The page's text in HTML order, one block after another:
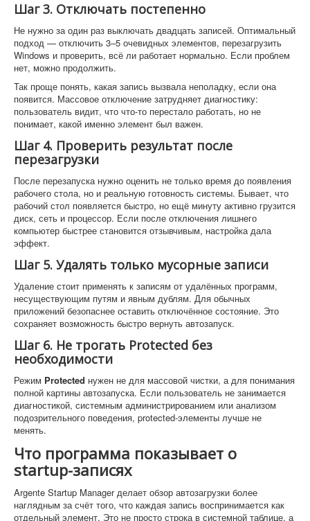
Шаг 3. Отключать постепенно
Не нужно за один раз выключать двадцать записей. Оптимальный
подход — отключить 3–5 очевидных элементов, перезагрузить
Windows и проверить, всё ли работает нормально. Если проблем
нет, можно продолжить.
Так проще понять, какая запись вызвала неполадку, если она
появится. Массовое отключение затрудняет диагностику:
пользователь видит, что что-то перестало работать, но не
понимает, какой именно элемент был важен.
Шаг 4. Проверить результат после
перезагрузки
После перезапуска нужно оценить не только время до появления
рабочего стола, но и реальную готовность системы. Бывает, что
рабочий стол появляется быстро, но ещё минуту активно грузится
диск, сеть и процессор. Если после отключения лишнего
компьютер быстрее становится отзывчивым, настройка дала
эффект.
Шаг 5. Удалять только мусорные записи
Удаление стоит применять к записям от удалённых программ,
несуществующим путям и явным дублям. Для обычных
приложений безопаснее оставить отключённое состояние. Это
сохраняет возможность быстро вернуть автозапуск.
Шаг 6. Не трогать Protected без
необходимости
Режим Protected нужен не для массовой чистки, а для понимания
полной картины автозапуска. Если пользователь не занимается
диагностикой, системным администрированием или анализом
подозрительного поведения, protected-элементы лучше не
менять.
Что программа показывает о
startup-записях
Argente Startup Manager делает обзор автозагрузки более
наглядным за счёт того, что каждая запись воспринимается как
отдельный элемент. Это не просто строка в системной таблице, а